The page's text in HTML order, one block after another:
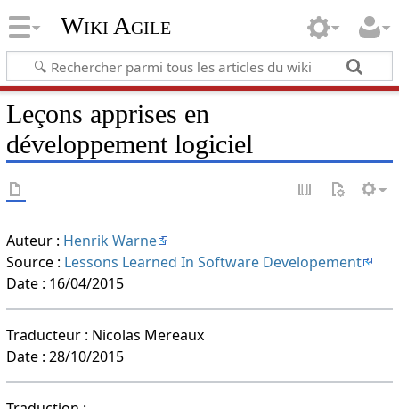
Wiki Agile
Leçons apprises en
développement logiciel
Auteur : Henrik Warne
Source : Lessons Learned In Software Developement
Date : 16/04/2015
Traducteur : Nicolas Mereaux
Date : 28/10/2015